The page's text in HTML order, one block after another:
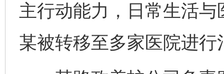
主行动能力，日常生活
某被转移至多家医院进